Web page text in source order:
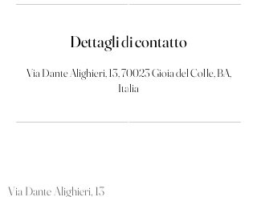
Dettagli di contatto
Via Dante Alighieri, 13, 70023 Gioia del Colle, BA,
Italia
Via Dante Alighieri, 13